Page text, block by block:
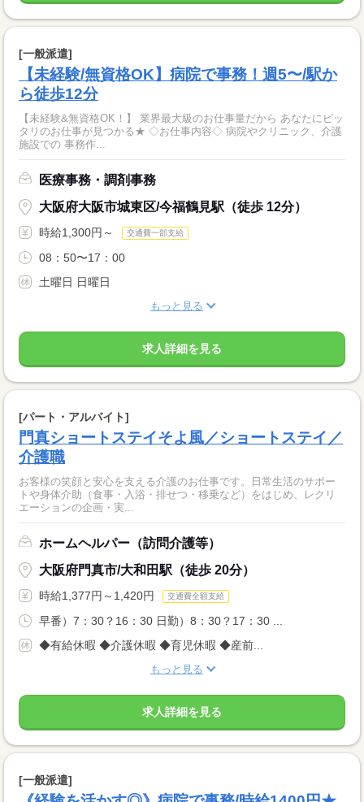
[一般派遣]
【未経験/無資格OK】病院で事務！週5〜/駅か
ら徒歩12分
【未経験&無資格OK！】 業界最大級のお仕事量だから あなたにピッ
タリのお仕事が見つかる★ ◇お仕事内容◇ 病院やクリニック、介護
施設での 事務作...
医療事務・調剤事務
大阪府大阪市城東区/今福鶴見駅（徒歩 12分）
時給1,300円～ 交通費一部支給
08：50〜17：00
土曜日 日曜日
もっと見る
求人詳細を見る
[パート・アルバイト]
門真ショートステイそよ風／ショートステイ／
介護職
お客様の笑顔と安心を支える介護のお仕事です。日常生活のサポー
トや身体介助（食事・入浴・排せつ・移乗など）をはじめ、レクリ
エーションの企画・実...
ホームヘルパー（訪問介護等）
大阪府門真市/大和田駅（徒歩 20分）
時給1,377円～1,420円 交通費全額支給
早番）7：30？16：30 日勤）8：30？17：30 ...
◆有給休暇 ◆介護休暇 ◆育児休暇 ◆産前...
もっと見る
求人詳細を見る
[一般派遣]